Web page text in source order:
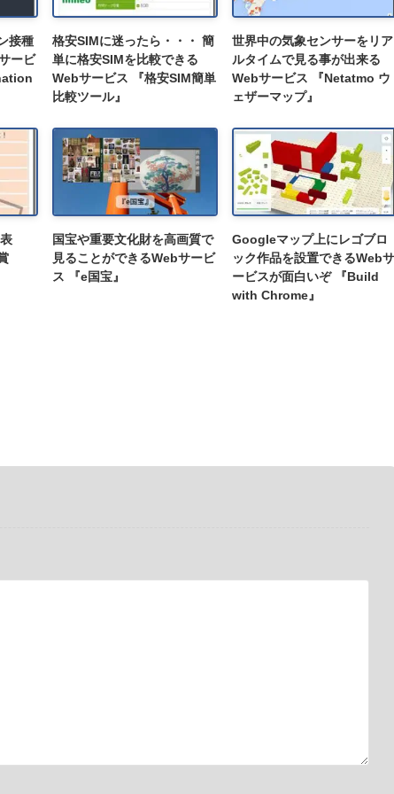
接種
ービ
格安SIMに迷ったら・・・ 簡
単に格安SIMを比較できる
Webサービス 『格安SIM簡単
比較ツール』
世界中の気象センサーをリア
ルタイムで見る事が出来る
Webサービス 『Netatmo ウ
ェザーマップ』
国宝や重要文化財を高画質で
見ることができるWebサービ
ス 『e国宝』
Googleマップ上にレゴブロ
ック作品を設置できるWebサ
ービスが面白いぞ 『Build
with Chrome』